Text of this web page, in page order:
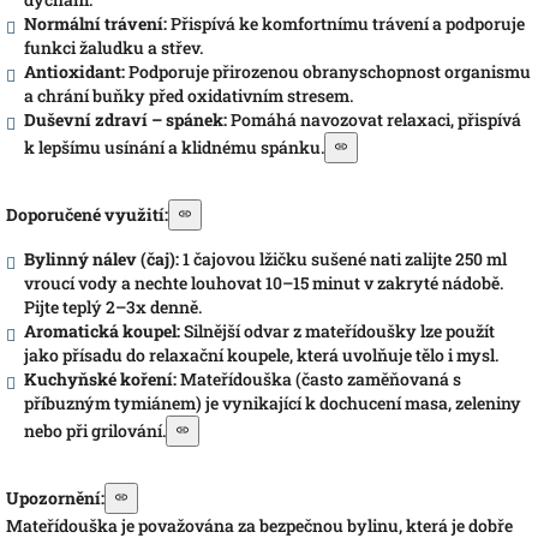
Normální trávení:Přispívá ke komfortnímu trávení a podporuje
funkci žaludku a střev.
Antioxidant:Podporuje přirozenou obranyschopnost organismu
a chrání buňky před oxidativním stresem.
Duševní zdraví – spánek:Pomáhá navozovat relaxaci, přispívá
k lepšímu usínání a klidnému spánku.
Doporučené využití:
Bylinný nálev (čaj):1 čajovou lžičku sušené nati zalijte 250 ml
vroucí vody a nechte louhovat 10–15 minut v zakryté nádobě.
Pijte teplý 2–3x denně.
Aromatická koupel:Silnější odvar z mateřídoušky lze použít
jako přísadu do relaxační koupele, která uvolňuje tělo i mysl.
Kuchyňské koření:Mateřídouška (často zaměňovaná s
příbuzným tymiánem) je vynikající k dochucení masa, zeleniny
nebo při grilování.
Upozornění:
Mateřídouška je považována za bezpečnou bylinu, která je dobře